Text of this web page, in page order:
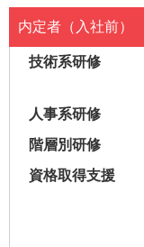
内定者（入社前）